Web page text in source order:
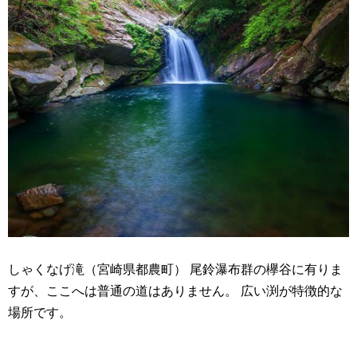
しゃくなげ滝（宮崎県都農町） 尾鈴瀑布群の欅谷に有りま
すが、ここへは普通の道はありません。 広い渕が特徴的な
場所です。